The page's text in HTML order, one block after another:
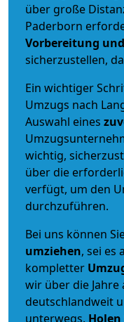
über große
Paderborn
Vorbereitung
sicherzustellen,
Ein wichtiger
Umzugs nach
Auswahl eines
wichtig,
über die
verfügt, um den
durchzuführen.
Bei uns können
umziehen, sei es
kompletter
wir über die
deutschlandweit
unterwegs.